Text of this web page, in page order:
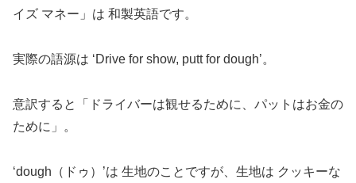
イズ マネー」は 和製英語です。
実際の語源は ‘Drive for show, putt for dough’。
意訳すると「ドライバーは観せるために、パットはお金の
ために」。
‘dough（ドゥ）’は 生地のことですが、生地は クッキーな